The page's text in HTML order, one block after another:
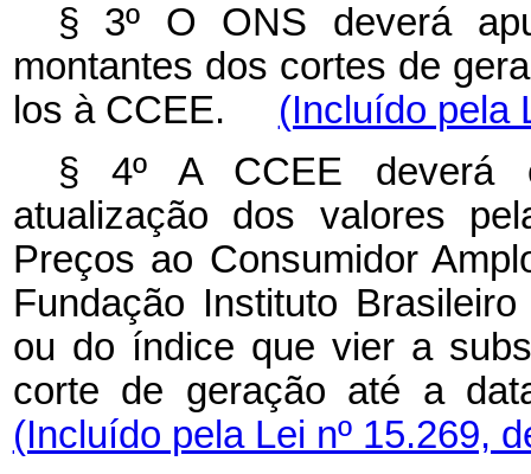
§ 3º O ONS deverá
montantes dos cortes de
los à CCEE. (Incluído pela
§ 4º A CCEE deverá
atualização dos valores
Preços ao Consumidor
Fundação Instituto
ou do índice que vier a
corte de geração até a
(Incluído pela Lei nº 15.269,